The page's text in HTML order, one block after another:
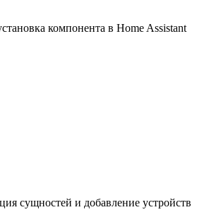
компонента в Home Assistant
сущностей и добавление устройств